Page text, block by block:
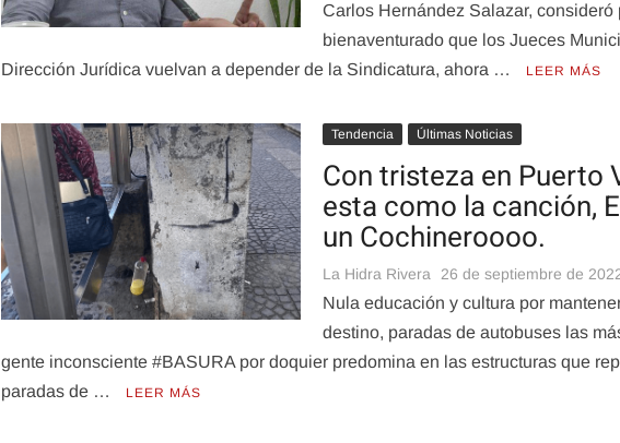
Carlos Hernández Salazar, consideró
bienaventurado que los Jueces
Dirección Jurídica vuelvan a depender de la Sindicatura, ahora …
LEER MÁS
Tendencia Últimas Noticias
Con tristeza en Puerto
esta como la canción,
un Cochineroooo.
La Hidra Rivera 26 de septiembre de
Nula educación y cultura por
destino, paradas de autobuses las
gente inconsciente #BASURA por doquier predomina en las estructuras que
paradas de …
LEER MÁS